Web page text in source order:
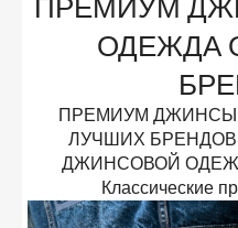
ПРЕМИУМ
ОДЕЖДА
ПРЕМИУМ
ЛУЧШИХ
ДЖИНСОВОЙ
Классические